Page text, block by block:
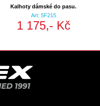
Kalhoty dámské do pasu.
Art: 5F215
1 175,- Kč